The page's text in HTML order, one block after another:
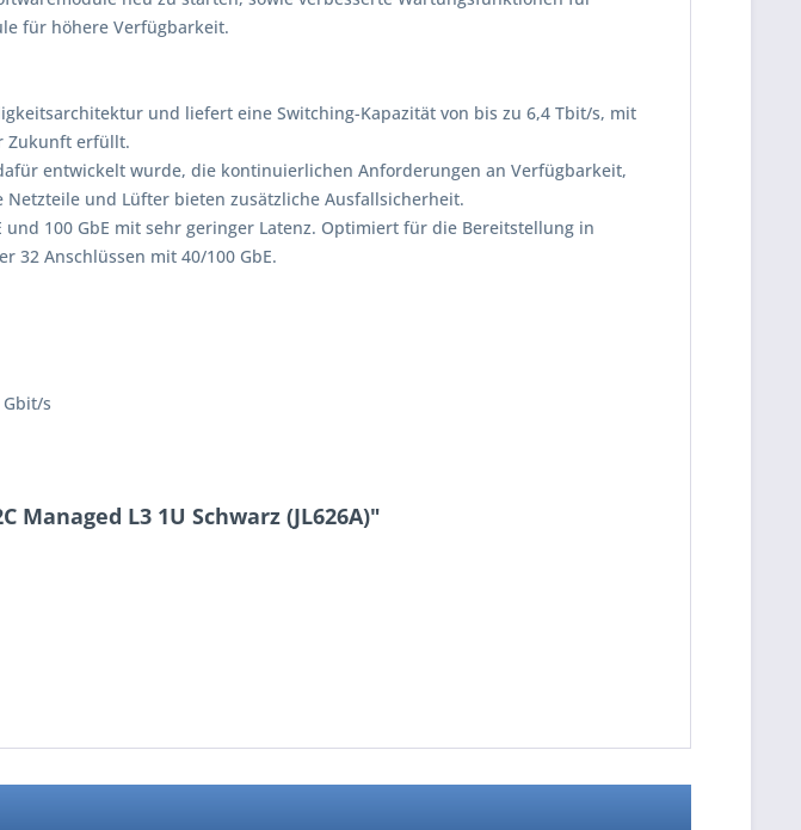
für höhere Verfügbarkeit.
und liefert eine Switching-Kapazität von bis zu 6,4 Tbit/s, mit
Zukunft erfüllt.
entwickelt wurde, die kontinuierlichen Anforderungen an Verfügbarkeit,
und Lüfter bieten zusätzliche Ausfallsicherheit.
und 100 GbE mit sehr geringer Latenz. Optimiert für die Bereitstellung in
32 Anschlüssen mit 40/100 GbE.
s
L3 1U Schwarz (JL626A)"